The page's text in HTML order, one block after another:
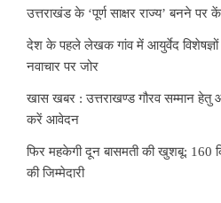
उत्तराखंड के ‘पूर्ण साक्षर राज्य’ बनने पर
देश के पहले लेखक गांव में आयुर्वेद
नवाचार पर जोर
खास खबर : उत्तराखण्ड गौरव सम्मान
करें आवेदन
फिर महकेगी दून बासमती की खुशबू: 160
की जिम्मेदारी